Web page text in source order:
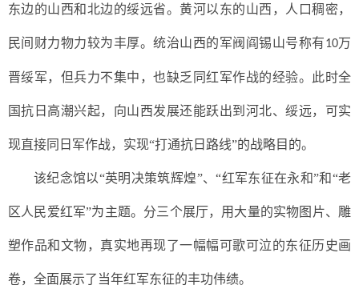
东边的山西和北边的绥远省。黄河以东的山西，人口稠密，
民间财力物力较为丰厚。统治山西的军阀阎锡山号称有10万
晋绥军，但兵力不集中，也缺乏同红军作战的经验。此时全
国抗日高潮兴起，向山西发展还能跃出到河北、绥远，可实
现直接同日军作战，实现“打通抗日路线”的战略目的。
该纪念馆以“英明决策筑辉煌”、“红军东征在永和”和“老
区人民爱红军”为主题。分三个展厅，用大量的实物图片、雕
塑作品和文物，真实地再现了一幅幅可歌可泣的东征历史画
卷，全面展示了当年红军东征的丰功伟绩。